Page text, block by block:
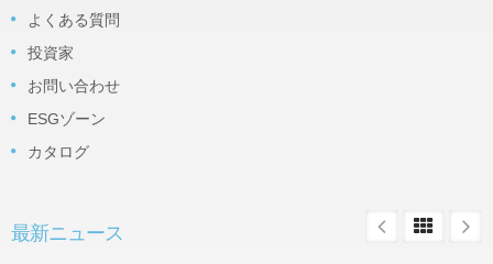
よくある質問
投資家
お問い合わせ
ESGゾーン
カタログ
最新ニュース